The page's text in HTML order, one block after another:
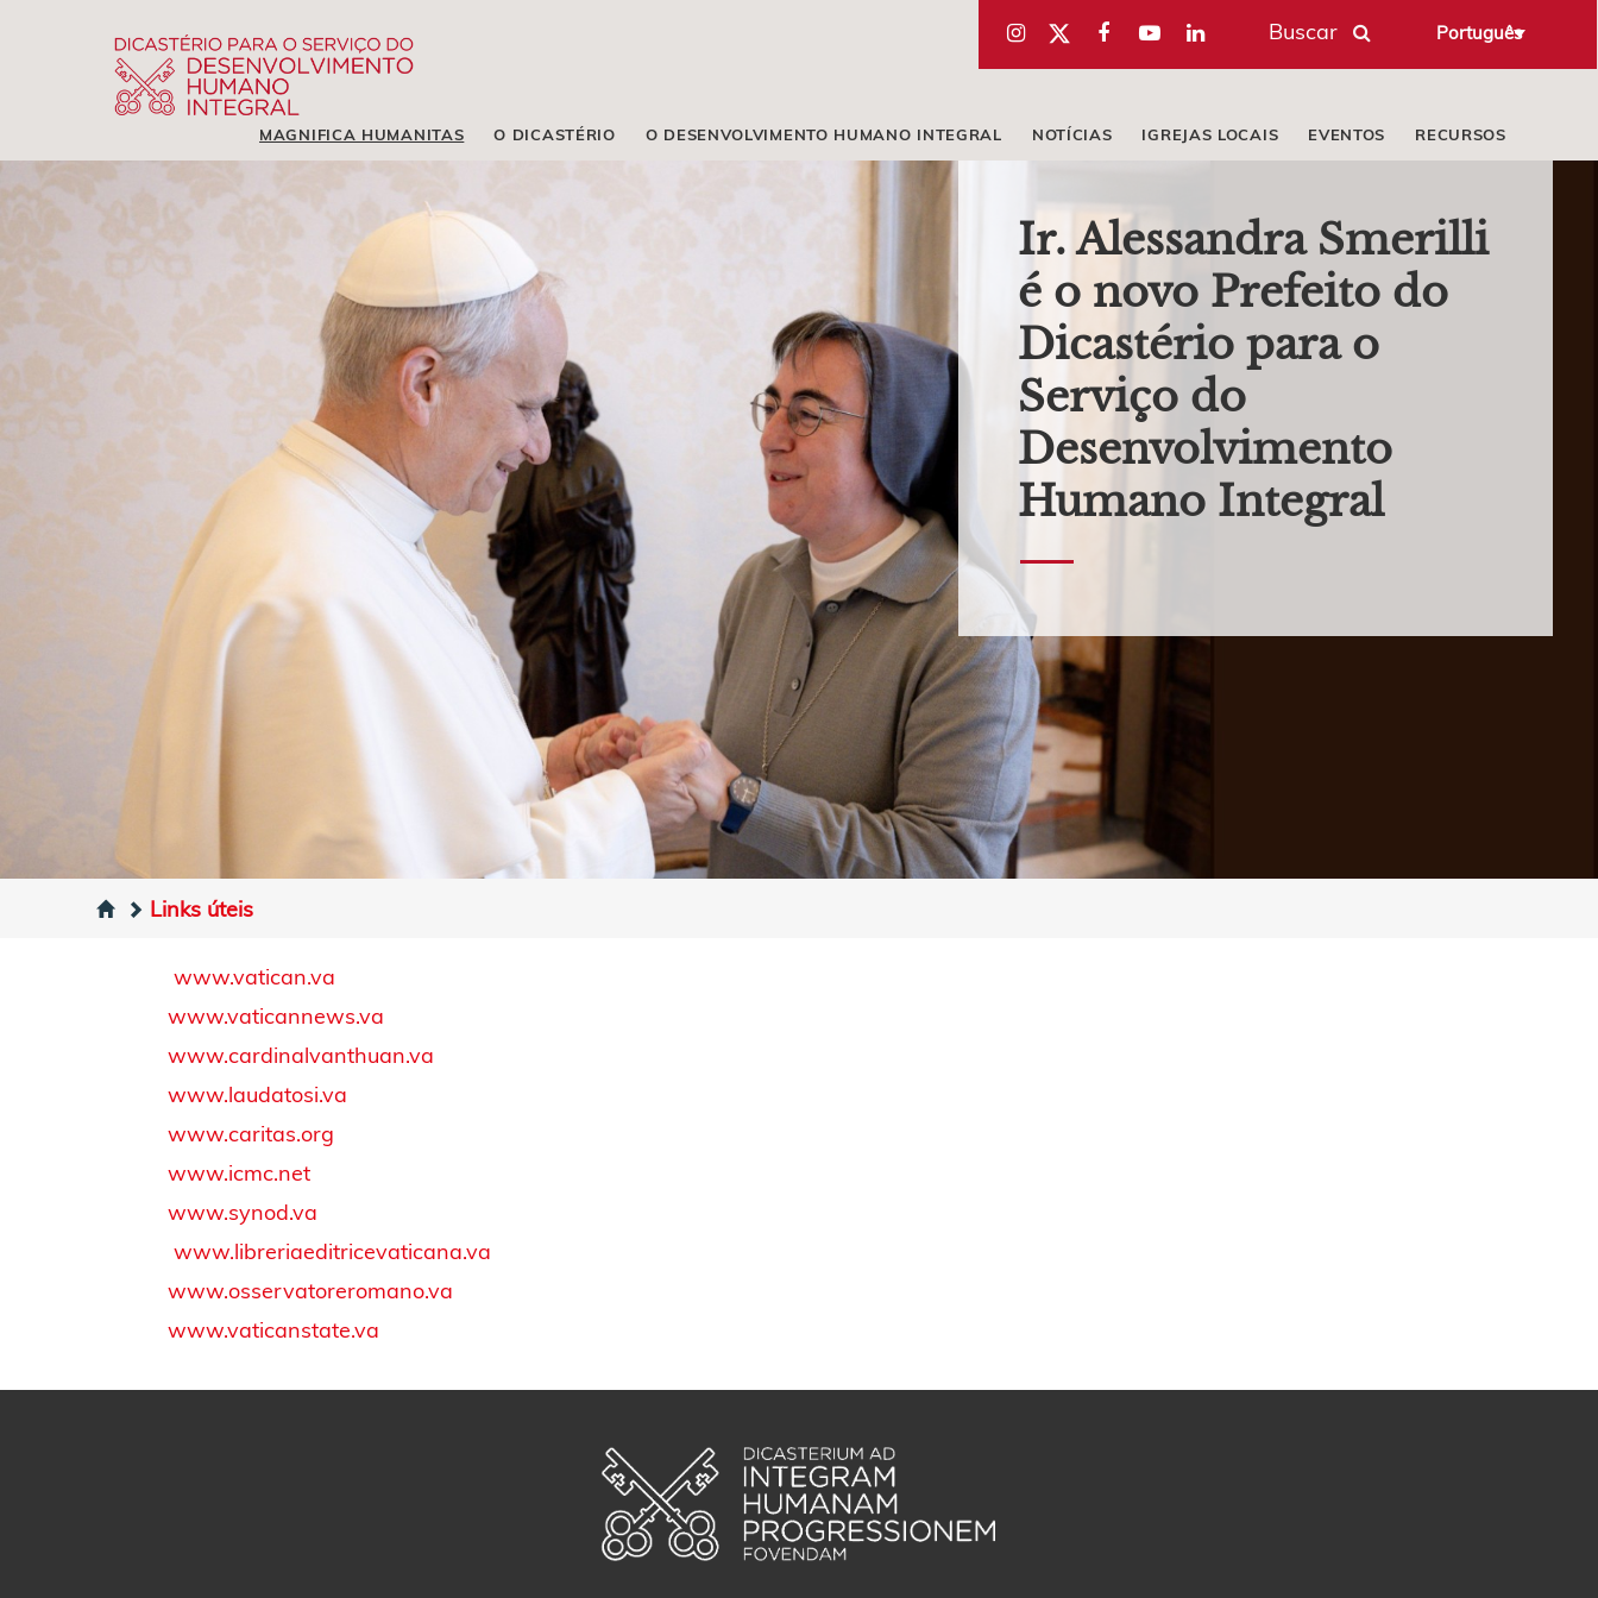
Buscar Português
MAGNIFICA HUMANITAS O DICASTÉRIO O DESENVOLVIMENTO HUMANO INTEGRAL NOTÍCIAS IGREJAS LOCAIS EVENTOS RECURSOS
Ir. Alessandra Smerilli
é o novo Prefeito do
Dicastério para o
Serviço do
Desenvolvimento
Humano Integral
Links úteis
www.vatican.va
www.vaticannews.va
www.cardinalvanthuan.va
www.laudatosi.va
www.caritas.org
www.icmc.net
www.synod.va
www.libreriaeditricevaticana.va
www.osservatoreromano.va
www.vaticanstate.va